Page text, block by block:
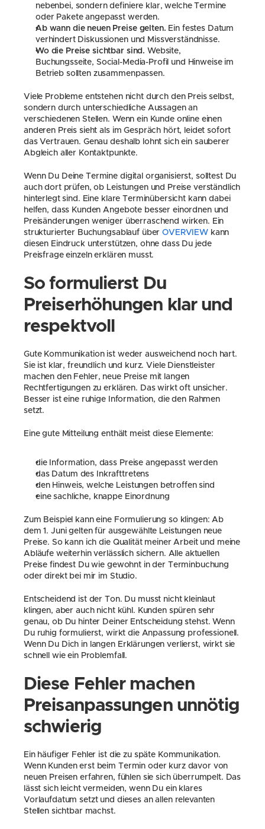
nebenbei, sondern definiere klar, welche Termine
oder Pakete angepasst werden.
Ab wann die neuen Preise gelten. Ein festes Datum
verhindert Diskussionen und Missverständnisse.
Wo die Preise sichtbar sind. Website,
Buchungsseite, Social-Media-Profil und Hinweise im
Betrieb sollten zusammenpassen.
Viele Probleme entstehen nicht durch den Preis selbst,
sondern durch unterschiedliche Aussagen an
verschiedenen Stellen. Wenn ein Kunde online einen
anderen Preis sieht als im Gespräch hört, leidet sofort
das Vertrauen. Genau deshalb lohnt sich ein sauberer
Abgleich aller Kontaktpunkte.
Wenn Du Deine Termine digital organisierst, solltest Du
auch dort prüfen, ob Leistungen und Preise verständlich
hinterlegt sind. Eine klare Terminübersicht kann dabei
helfen, dass Kunden Angebote besser einordnen und
Preisänderungen weniger überraschend wirken. Ein
strukturierter Buchungsablauf über OVERVIEW kann
diesen Eindruck unterstützen, ohne dass Du jede
Preisfrage einzeln erklären musst.
So formulierst Du
Preiserhöhungen klar und
respektvoll
Gute Kommunikation ist weder ausweichend noch hart.
Sie ist klar, freundlich und kurz. Viele Dienstleister
machen den Fehler, neue Preise mit langen
Rechtfertigungen zu erklären. Das wirkt oft unsicher.
Besser ist eine ruhige Information, die den Rahmen
setzt.
Eine gute Mitteilung enthält meist diese Elemente:
die Information, dass Preise angepasst werden
das Datum des Inkrafttretens
den Hinweis, welche Leistungen betroffen sind
eine sachliche, knappe Einordnung
Zum Beispiel kann eine Formulierung so klingen: Ab
dem 1. Juni gelten für ausgewählte Leistungen neue
Preise. So kann ich die Qualität meiner Arbeit und meine
Abläufe weiterhin verlässlich sichern. Alle aktuellen
Preise findest Du wie gewohnt in der Terminbuchung
oder direkt bei mir im Studio.
Entscheidend ist der Ton. Du musst nicht kleinlaut
klingen, aber auch nicht kühl. Kunden spüren sehr
genau, ob Du hinter Deiner Entscheidung stehst. Wenn
Du ruhig formulierst, wirkt die Anpassung professionell.
Wenn Du Dich in langen Erklärungen verlierst, wirkt sie
schnell wie ein Problemfall.
Diese Fehler machen
Preisanpassungen unnötig
schwierig
Ein häufiger Fehler ist die zu späte Kommunikation.
Wenn Kunden erst beim Termin oder kurz davor von
neuen Preisen erfahren, fühlen sie sich überrumpelt. Das
lässt sich leicht vermeiden, wenn Du ein klares
Vorlaufdatum setzt und dieses an allen relevanten
Stellen sichtbar machst.